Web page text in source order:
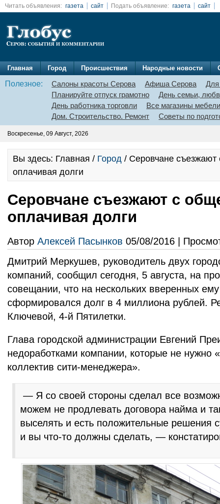
Читать объявления: газета сайт Подать объявление: газета сайт
Главная Город Происшествия Народные новости
Полезное: Салоны красоты Серова Афиша Серова
Для
Планируйте отпуск грамотно
День семьи,
День работника торговли
Все магазины мебели
Дом. Строительство. Ремонт
Советы по
Воскресенье, 09 Август, 2026
Вы здесь: Главная / Город / Серовчане
оплачивая долги
Серовчане съезжают с
оплачивая долги
Автор Алексей Пасынков 05/08/2016 |
Дмитрий Меркушев, руководитель двух
компаний, сообщил сегодня, 5 августа, на
совещании, что на нескольких вверенных
сформировался долг в 4 миллиона рублей.
Ключевой, 4-й Пятилетки.
Глава городской администрации Евгений
недоработками компании, которые не нужно
коллектив сити-менеджера».
— Я со своей стороны сделал все
можем не продлевать договора найма и
выселять и есть положительные решения
и вы что-то должны сделать, —